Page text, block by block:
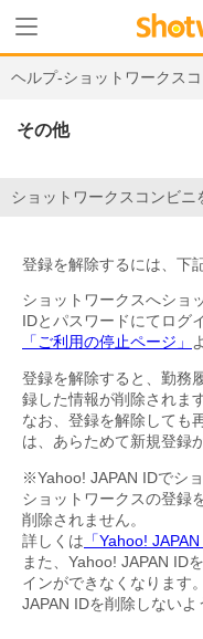
ヘルプ-ショットワークス
その他
ショットワークスコンビニ
登録を解除するには、下
ショットワークスへショ
IDとパスワードにてログ
「ご利用の停止ページ」
登録を解除すると、勤務
録した情報が削除されます
なお、登録を解除しても
は、あらためて新規登録
※Yahoo! JAPAN IDでシ
ショットワークスの登録
削除されません。
詳しくは 「Yahoo!
また、Yahoo! JAPAN ID
インができなくなります
JAPAN IDを削除しないよ